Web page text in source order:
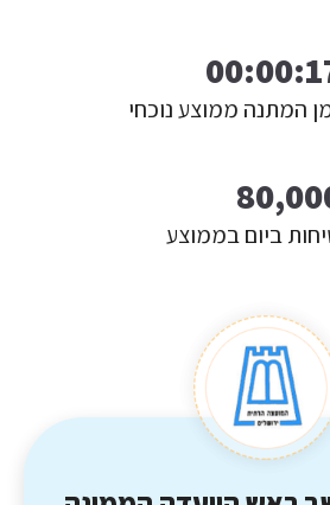
המתנה ממוצע נוכחי
ביום בממוצע